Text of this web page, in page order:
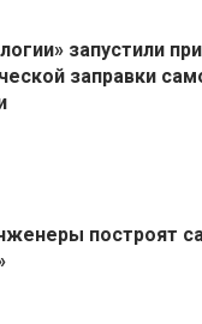
запустили
заправки
построят